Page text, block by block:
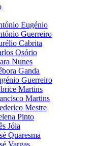
Eugénio
Guerreiro
Cabrita
Osório
Nunes
Ganda
Guerreiro
Martins
Martins
Mestre
Pinto
Jóia
Quaresma
Vargas